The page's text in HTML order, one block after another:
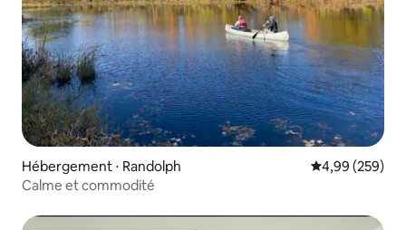
Hébergement ⋅ Randolph Évaluation
4,99 (259)
Calme et commodité